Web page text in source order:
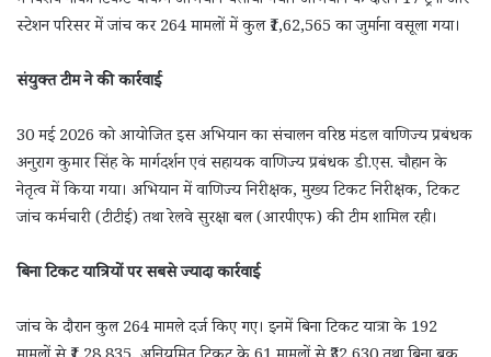
स्टेशन परिसर में जांच कर 264 मामलों में कुल ₹1,62,565 का जुर्माना वसूला गया।
संयुक्त टीम ने की कार्रवाई
30 मई 2026 को आयोजित इस अभियान का संचालन वरिष्ठ मंडल वाणिज्य प्रबंधक
अनुराग कुमार सिंह के मार्गदर्शन एवं सहायक वाणिज्य प्रबंधक डी.एस. चौहान के
नेतृत्व में किया गया। अभियान में वाणिज्य निरीक्षक, मुख्य टिकट निरीक्षक, टिकट
जांच कर्मचारी (टीटीई) तथा रेलवे सुरक्षा बल (आरपीएफ) की टीम शामिल रही।
बिना टिकट यात्रियों पर सबसे ज्यादा कार्रवाई
जांच के दौरान कुल 264 मामले दर्ज किए गए। इनमें बिना टिकट यात्रा के 192